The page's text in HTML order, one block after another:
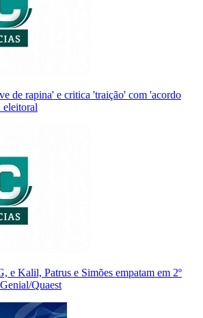
de rapina' e critica 'traição' com 'acordo
eleitoral
e Kalil, Patrus e Simões empatam em 2º
Quaest